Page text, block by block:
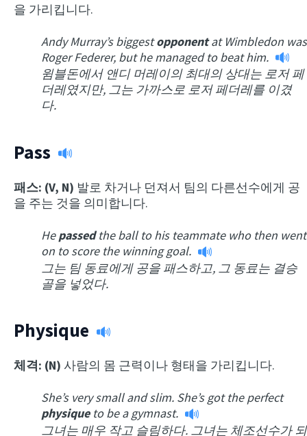
을 가리킵니다.
Andy Murray’s biggestopponentat Wimbledon was
Roger Federer, but he managed to beat him.
윔블돈에서 앤디 머레이의 최대의 상대는 로저 페
더레였지만, 그는 가까스로 로저 페더레를 이겼
다.
Pass
패스: (V, N) 발로 차거나 던져서 팀의 다른선수에게 공
을 주는 것을 의미합니다.
Hepassedthe ball to his teammate who then went
on to score the winning goal.
그는 팀 동료에게 공을 패스하고, 그 동료는 결승
골을 넣었다.
Physique
체격: (N) 사람의 몸 근력이나 형태을 가리킵니다.
She’s very small and slim. She’s got the perfect
physiqueto be a gymnast.
그녀는 매우 작고 슬림하다. 그녀는 체조선수가 되